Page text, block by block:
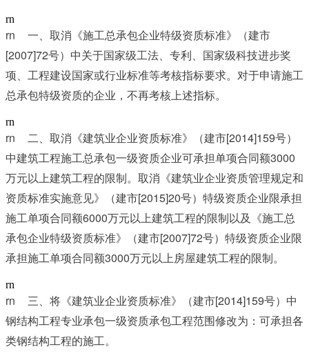
rn
一、取消《施工总承包企业特级资质标准》（建市
[2007]72号）中关于国家级工法、专利、国家级科技进步奖
项、工程建设国家或行业标准等考核指标要求。对于申请施工
总承包特级资质的企业，不再考核上述指标。
rn
二、取消《建筑业企业资质标准》（建市[2014]159号）
中建筑工程施工总承包一级资质企业可承担单项合同额3000
万元以上建筑工程的限制。取消《建筑业企业资质管理规定和
资质标准实施意见》（建市[2015]20号）特级资质企业限承担
施工单项合同额6000万元以上建筑工程的限制以及《施工总
承包企业特级资质标准》（建市[2007]72号）特级资质企业限
承担施工单项合同额3000万元以上房屋建筑工程的限制。
rn
三、将《建筑业企业资质标准》（建市[2014]159号）中
钢结构工程专业承包一级资质承包工程范围修改为：可承担各
类钢结构工程的施工。